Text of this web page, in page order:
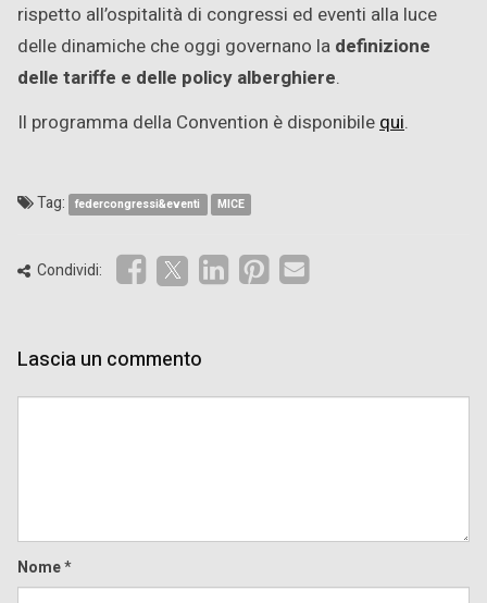
rispetto all’ospitalità di congressi ed eventi alla luce
delle dinamiche che oggi governano la definizione
delle tariffe e delle policy alberghiere.
Il programma della Convention è disponibilequi.
Tag: federcongressi&eventi MICE
Condividi:
Lascia un commento
Nome*